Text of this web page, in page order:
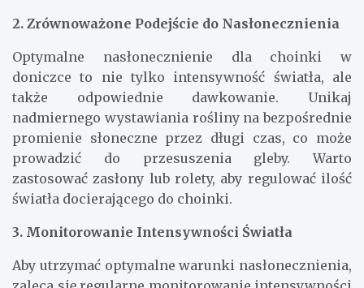
2. Zrównoważone Podejście do Nasłonecznienia
Optymalne nasłonecznienie dla choinki w
doniczce to nie tylko intensywność światła, ale
także odpowiednie dawkowanie. Unikaj
nadmiernego wystawiania rośliny na bezpośrednie
promienie słoneczne przez długi czas, co może
prowadzić do przesuszenia gleby. Warto
zastosować zasłony lub rolety, aby regulować ilość
światła docierającego do choinki.
3. Monitorowanie Intensywności Światła
Aby utrzymać optymalne warunki nasłonecznienia,